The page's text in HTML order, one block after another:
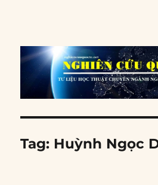
Tag: Huỳnh Ngọc